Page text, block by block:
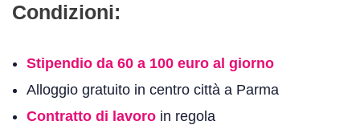
Condizioni:
Stipendio da 60 a 100 euro al giorno
Alloggio gratuito in centro città a Parma
Contratto di lavoro in regola